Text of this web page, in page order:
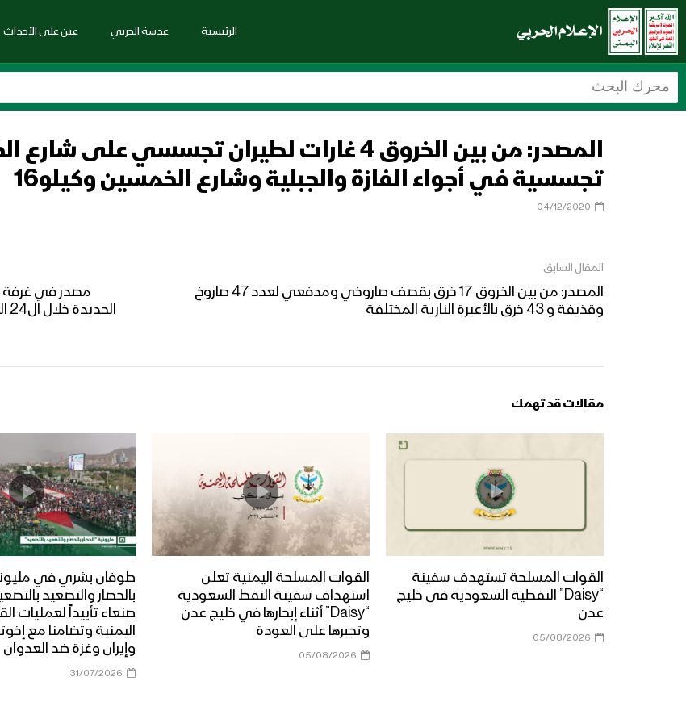
الرئيسية عدسة الحربي عين على الأحداث
تجسسية في أجواء الفازة والجبلية وشارع الخمسين وكيلو16
04/12/2020
المقال السابق
المصدر: من بين الخروق 17 خرق بقصف صاروخي ومدفعي لعدد 47 صاروخ
وقذيفة و 43 خرق بالأعيرة النارية المختلفة
مقالات قد تهمك
القوات المسلحة تستهدف سفينة
“Daisy” النفطية السعودية في خليج
عدن
05/08/2026
القوات المسلحة اليمنية تعلن
استهداف سفينة النفط السعودية
“Daisy” أثناء إبحارها في خليج عدن
وتجبرها على العودة
05/08/2026
طوفان بشري في
بالحصار والتصعيد
صنعاء تأييداً لعمليات
اليمنية وتضامنا مع
وإيران وغزة ضد العدوان
31/07/2026